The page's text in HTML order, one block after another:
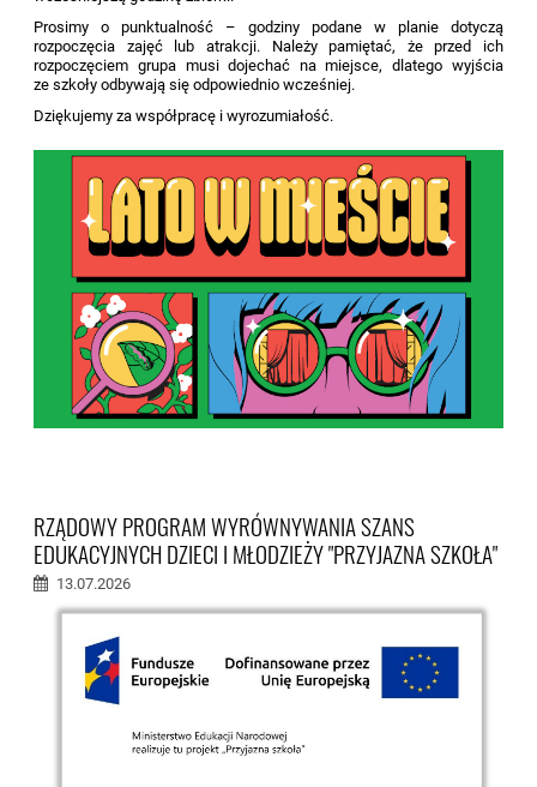
Prosimy o punktualność – godziny podane w planie dotyczą
rozpoczęcia zajęć lub atrakcji. Należy pamiętać, że przed ich
rozpoczęciem grupa musi dojechać na miejsce, dlatego wyjścia
ze szkoły odbywają się odpowiednio wcześniej.
Dziękujemy za współpracę i wyrozumiałość.
RZĄDOWY PROGRAM WYRÓWNYWANIA SZANS
EDUKACYJNYCH DZIECI I MŁODZIEŻY "PRZYJAZNA SZKOŁA"
13.07.2026